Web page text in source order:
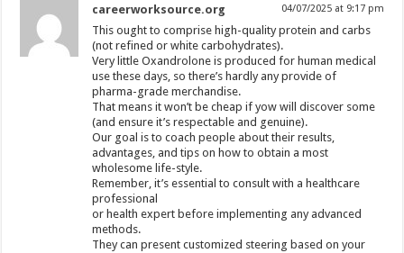
careerworksource.org 04/07/2025 at 9:17 pm
This ought to comprise high-quality protein and carbs
(not refined or white carbohydrates).
Very little Oxandrolone is produced for human medical
use these days, so there’s hardly any provide of
pharma-grade merchandise.
That means it won’t be cheap if yow will discover some
(and ensure it’s respectable and genuine).
Our goal is to coach people about their results,
advantages, and tips on how to obtain a most
wholesome life-style.
Remember, it’s essential to consult with a healthcare
professional
or health expert before implementing any advanced
methods.
They can present customized steering based on your